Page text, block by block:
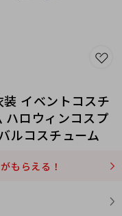
イベントコスチ
ハロウィンコスプ
ルコスチューム
もらえる！